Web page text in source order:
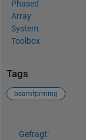
Phased
Array
System
Toolbox
Tags
beamfprming
Gefragt: